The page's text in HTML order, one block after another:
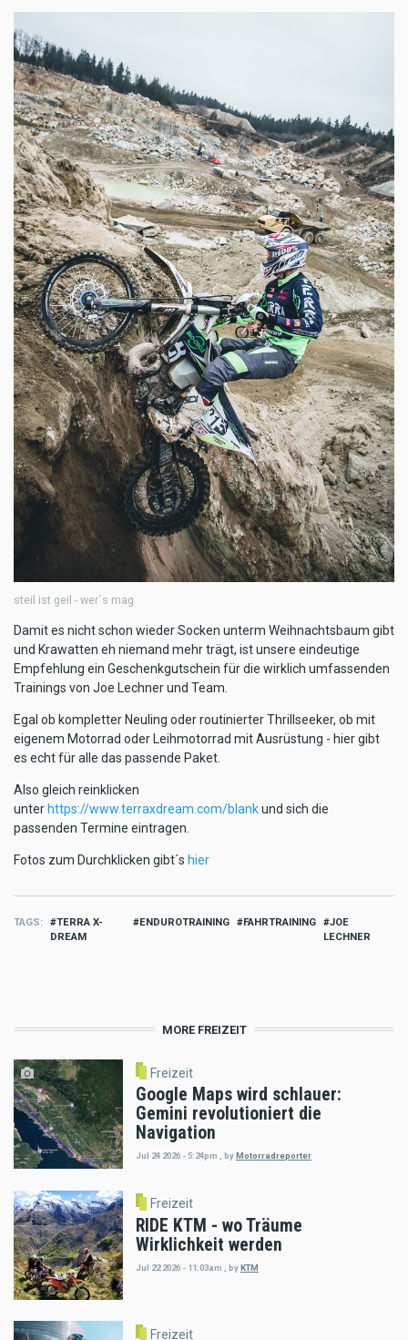
steil ist geil - wer´s mag
Damit es nicht schon wieder Socken unterm Weihnachtsbaum gibt
und Krawatten eh niemand mehr trägt, ist unsere eindeutige
Empfehlung ein Geschenkgutschein für die wirklich umfassenden
Trainings von Joe Lechner und Team.
Egal ob kompletter Neuling oder routinierter Thrillseeker, ob mit
eigenem Motorrad oder Leihmotorrad mit Ausrüstung - hier gibt
es echt für alle das passende Paket.
Also gleich reinklicken
unterhttps://www.terraxdream.com/blankund sich die
passenden Termine eintragen.
Fotos zum Durchklicken gibt´s hier
TAGS
TERRA X-
DREAM
ENDUROTRAINING FAHRTRAINING
JOE
LECHNER
MORE FREIZEIT
Freizeit
Google Maps wird schlauer:
Gemini revolutioniert die
Navigation
Jul 24 2026 - 5:24pm byMotorradreporter
Freizeit
RIDE KTM - wo Träume
Wirklichkeit werden
Jul 22 2026 - 11:03am byKTM
Freizeit